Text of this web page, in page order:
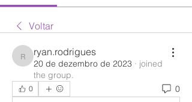
Voltar
ryan.rodrigues
ryan.rodrigues
20 de dezembro de 2023 · joined
the group.
0 0